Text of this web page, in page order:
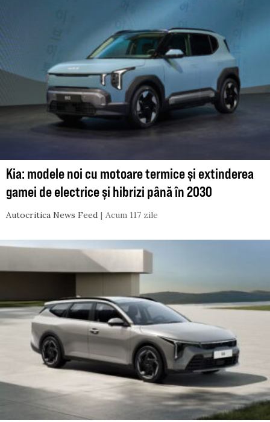
Kia: modele noi cu motoare termice și extinderea
gamei de electrice și hibrizi până în 2030
Autocritica News Feed Acum 117 zile